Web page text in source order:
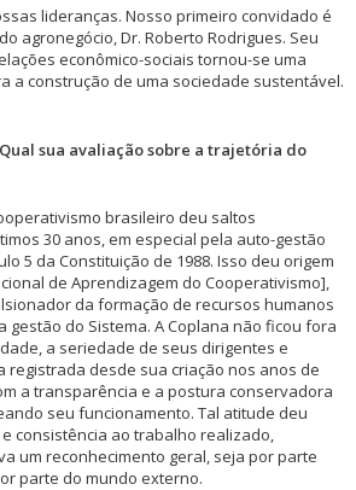
lideranças. Nosso primeiro convidado é
agronegócio, Dr. Roberto Rodrigues. Seu
econômico-sociais tornou-se uma
a construção de uma sociedade sustentável.
sua avaliação sobre a trajetória do
brasileiro deu saltos
30 anos, em especial pela auto-gestão
5 da Constituição de 1988. Isso deu origem
de Aprendizagem do Cooperativismo],
da formação de recursos humanos
gestão do Sistema. A Coplana não ficou fora
a seriedade de seus dirigentes e
registrada desde sua criação nos anos de
a transparência e a postura conservadora
seu funcionamento. Tal atitude deu
consistência ao trabalho realizado,
um reconhecimento geral, seja por parte
parte do mundo externo.